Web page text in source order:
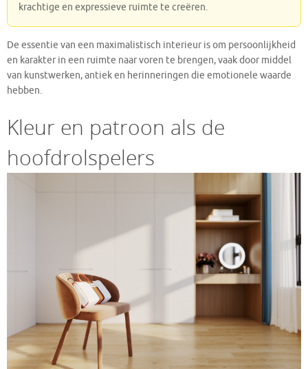
krachtige en expressieve ruimte te creëren.
De essentie van een maximalistisch interieur is om persoonlijkheid
en karakter in een ruimte naar voren te brengen, vaak door middel
van kunstwerken, antiek en herinneringen die emotionele waarde
hebben.
Kleur en patroon als de
hoofdrolspelers